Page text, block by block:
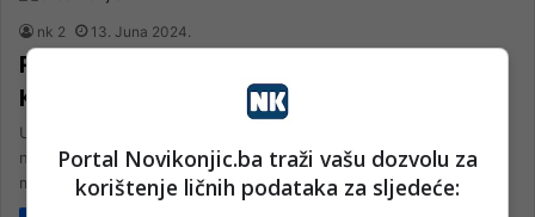
nk 2 13. Juna 2024.
Postavljen parket u Sportskoj dvorani
Konjic
U okviru aktivnosti kojima Grad Konjic obilježava Dan grada danas
na svečan način sportistima i rekreativcima predata na korištenje
moderna…
Portal Novikonjic.ba traži vašu dozvolu za
korištenje ličnih podataka za sljedeće: